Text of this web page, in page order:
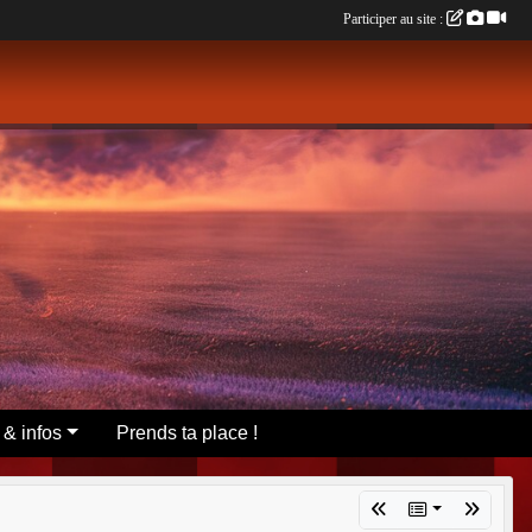
infos Prends ta place !
Participer au site :